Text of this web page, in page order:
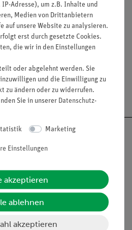
ab 300,- €
Service
Adresse), um z.B. Inhalte und
Medien von Drittanbietern
auf unsere Website zu analysieren.
erst durch gesetzte Cookies.
die wir in den Einstellungen
oder abgelehnt werden. Sie
und die Einwilligung zu
zu ändern oder zu widerrufen.
Sie in unserer Daten­schutz­
Marketing
Einstellungen
akzeptieren
ablehnen
akzeptieren